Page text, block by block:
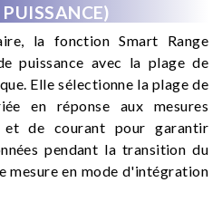
la fonction Smart Range
puissance avec la plage de
Elle sélectionne la plage de
en réponse aux mesures
et de courant pour garantir
pendant la transition du
mesure en mode d'intégration